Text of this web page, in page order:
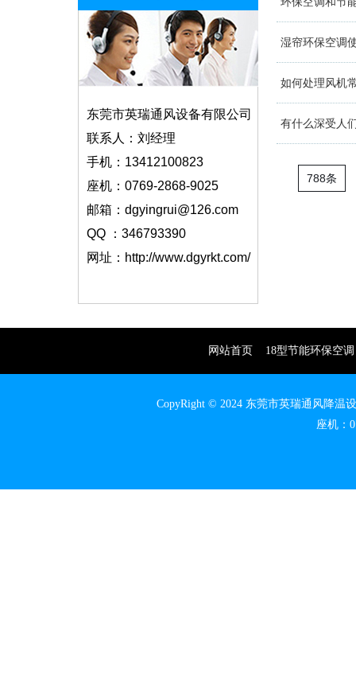
东莞市英瑞通风设备有限公司
联系人：刘经理
手机：13412100823
座机：0769-2868-9025
邮箱：dgyingrui@126.com
QQ ：346793390
网址：http://www.dgyrkt.com/
湿帘环保空调
如何处理风机
有什么深受人
788条
网站首页 18型节能环保空调
CopyRight © 2024 东莞市英瑞通风降温
座机：